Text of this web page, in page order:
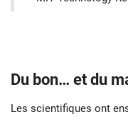
Du bon… et du
Les scientifiques ont